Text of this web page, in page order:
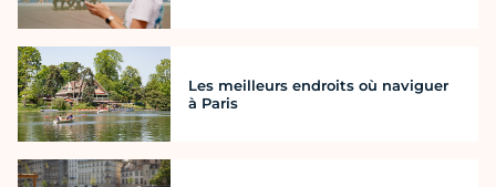
Les meilleurs endroits où naviguer
à Paris